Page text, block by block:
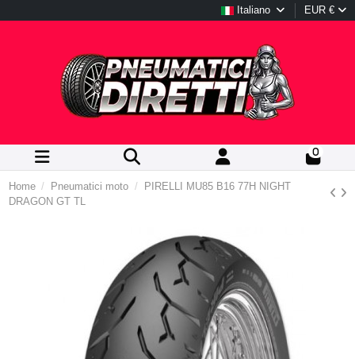
Italiano EUR €
0
Home Pneumatici moto
PIRELLI MU85 B16 77H NIGHT
DRAGON GT TL